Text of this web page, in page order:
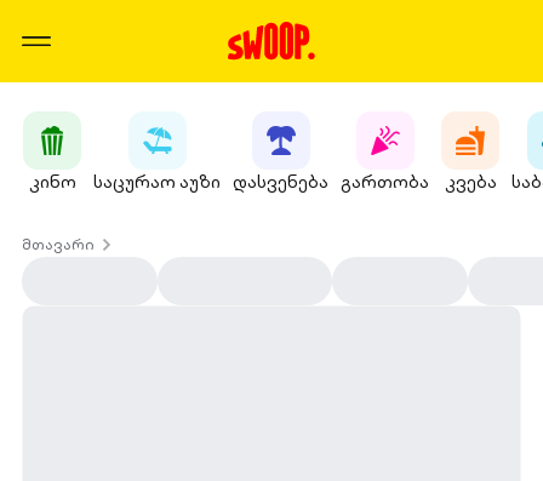
კინო საცურაო აუზი დასვენება გართობა კვება
მთავარი